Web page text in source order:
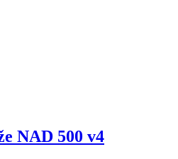
NAD 500 v4